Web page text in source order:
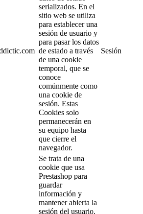
serializados. En el
sitio web se utiliza
para establecer una
sesión de usuario y
para pasar los datos
de estado a través
de una cookie
temporal, que se
conoce
comúnmente como
una cookie de
sesión. Estas
Cookies solo
permanecerán en
su equipo hasta
que cierre el
navegador.
Sesión
Se trata de una
cookie que usa
Prestashop para
guardar
información y
mantener abierta la
sesión del usuario.